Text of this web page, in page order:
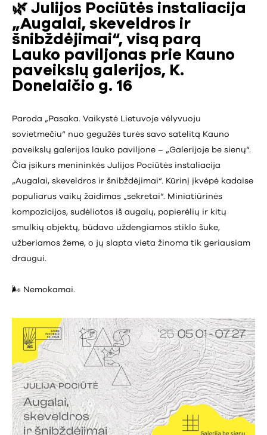
🌿 Julijos Pociūtės instaliacija
„Augalai, skeveldros ir
šnibždėjimai“, visą parą
Lauko paviljonas prie Kauno
paveikslų galerijos, K.
Donelaičio g. 16
Paroda „Pasaka. Vaikystė Lietuvoje vėlyvuoju
sovietmečiu“ nuo gegužės turės savo satelitą Kauno
paveikslų galerijos lauko paviljone – „Galerijoje be sienų“.
Čia įsikurs menininkės Julijos Pociūtės instaliacija
„Augalai, skeveldros ir šnibždėjimai“. Kūrinį įkvėpė kadaise
populiarus vaikų žaidimas „sekretai“. Miniatiūrinės
kompozicijos, sudėliotos iš augalų, popierėlių ir kitų
smulkių objektų, būdavo uždengiamos stiklo šuke,
užberiamos žeme, o jų slapta vieta žinoma tik geriausiam
draugui.
🌬️ Nemokamai.